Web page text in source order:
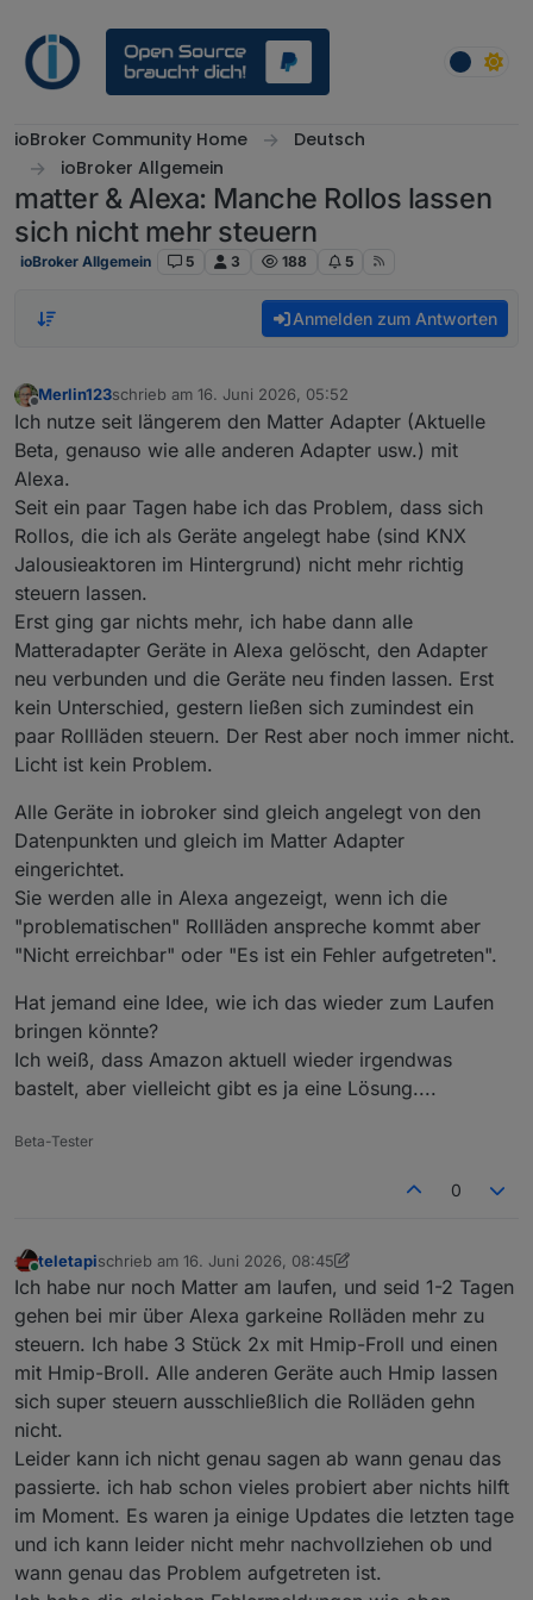
ioBroker Community Home
Deutsch
ioBroker Allgemein
matter & Alexa: Manche Rollos lassen
sich nicht mehr steuern
ioBroker Allgemein 5 3 188 5
Anmelden zum Antworten
Offline
Merlin123schrieb am 16. Juni 2026, 05:52
zuletzt editiert von
Ich nutze seit längerem den Matter Adapter (Aktuelle
Beta, genauso wie alle anderen Adapter usw.) mit
Alexa.
Seit ein paar Tagen habe ich das Problem, dass sich
Rollos, die ich als Geräte angelegt habe (sind KNX
Jalousieaktoren im Hintergrund) nicht mehr richtig
steuern lassen.
Erst ging gar nichts mehr, ich habe dann alle
Matteradapter Geräte in Alexa gelöscht, den Adapter
neu verbunden und die Geräte neu finden lassen. Erst
kein Unterschied, gestern ließen sich zumindest ein
paar Rollläden steuern. Der Rest aber noch immer nicht.
Licht ist kein Problem.
Alle Geräte in iobroker sind gleich angelegt von den
Datenpunkten und gleich im Matter Adapter
eingerichtet.
Sie werden alle in Alexa angezeigt, wenn ich die
"problematischen" Rollläden anspreche kommt aber
"Nicht erreichbar" oder "Es ist ein Fehler aufgetreten".
Hat jemand eine Idee, wie ich das wieder zum Laufen
bringen könnte?
Ich weiß, dass Amazon aktuell wieder irgendwas
bastelt, aber vielleicht gibt es ja eine Lösung....
Beta-Tester
0
Online
teletapischrieb am 16. Juni 2026, 08:45
zuletzt editiert von teletapi
Ich habe nur noch Matter am laufen, und seid 1-2 Tagen
gehen bei mir über Alexa garkeine Rolläden mehr zu
steuern. Ich habe 3 Stück 2x mit Hmip-Froll und einen
mit Hmip-Broll. Alle anderen Geräte auch Hmip lassen
sich super steuern ausschließlich die Rolläden gehn
nicht.
Leider kann ich nicht genau sagen ab wann genau das
passierte. ich hab schon vieles probiert aber nichts hilft
im Moment. Es waren ja einige Updates die letzten tage
und ich kann leider nicht mehr nachvollziehen ob und
wann genau das Problem aufgetreten ist.